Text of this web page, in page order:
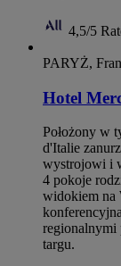
4,5/5
PARYŻ,
Hotel
Położony w
d'Italie
wystrojowi i
4 pokoje
widokiem na
regionalnymi
targu.